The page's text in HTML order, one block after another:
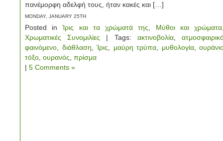
πανέμορφη αδελφή τους, ήταν κακές και […]
MONDAY, JANUARY 25TH
Posted inΊρις και τα χρώματά της Μύθοι και χρώματα
Χρωματικές Συνομιλίες | Tags: ακτινοβολία,
φαινόμενο
διάθλαση Ίρις μαύρη τρύπα μυθολογία,
τόξο ουρανός πρίσμα
| 5 Comments »